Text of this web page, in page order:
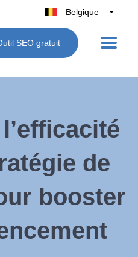
Belgique
België
Nederland
España
SEO gratuit
de
booster